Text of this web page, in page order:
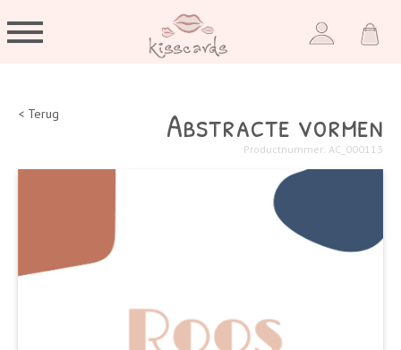
< Terug Abstracte vormen
Productnummer: AC_000113